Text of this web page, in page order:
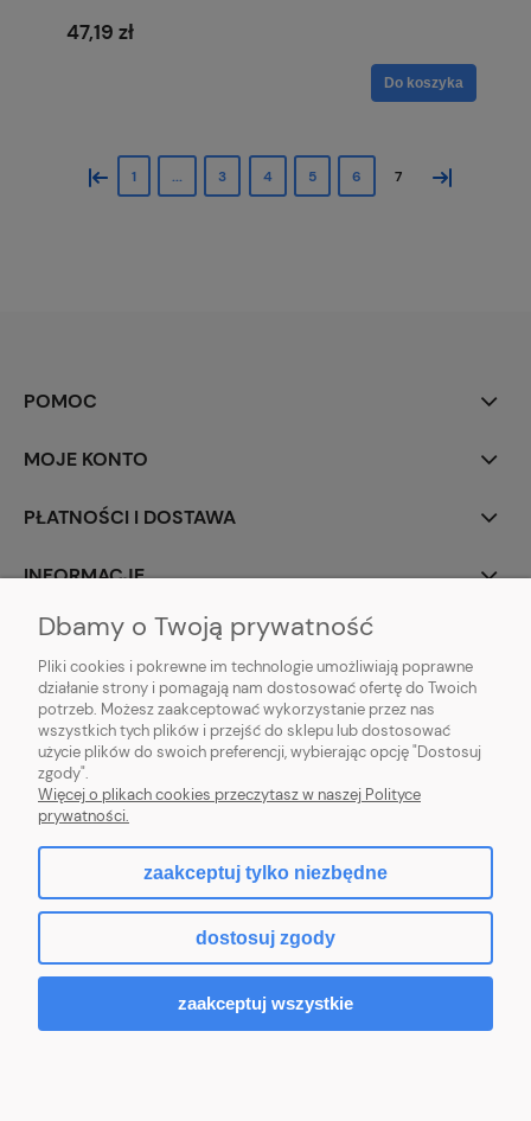
47,19 zł
Do koszyka
« 1 ... 3 4 5 6 7 »
POMOC
MOJE KONTO
PŁATNOŚCI I DOSTAWA
INFORMACJE
O NAS
ZLARO| ul. Fiołkowa 9, 31-457 Kraków, woj. małopolskie | E-mail:
zlaro.krakow@gmail.com
120911970
Sklep internetowy Shoper.pl
Dbamy o Twoją prywatność
Pliki cookies i pokrewne im technologie umożliwiają poprawne
działanie strony i pomagają nam dostosować ofertę do Twoich
potrzeb. Możesz zaakceptować wykorzystanie przez nas
wszystkich tych plików i przejść do sklepu lub dostosować
użycie plików do swoich preferencji, wybierając opcję "Dostosuj
zgody".
Więcej o plikach cookies przeczytasz w naszej Polityce
prywatności.
zaakceptuj tylko niezbędne
dostosuj zgody
zaakceptuj wszystkie